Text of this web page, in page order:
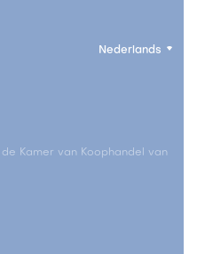
Nederlands
Kamer van Koophandel van